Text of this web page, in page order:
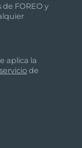
FOREO y
aplica la
de